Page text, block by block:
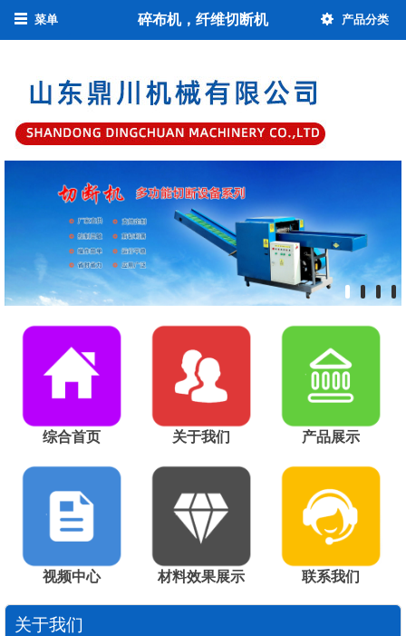
碎布机，纤维切断机
菜单 产品分类
综合首页 关于我们 产品展示
视频中心 材料效果展示 联系我们
关于我们